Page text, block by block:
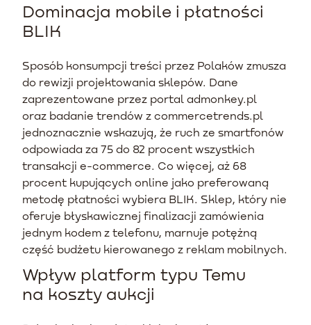
Dominacja mobile i płatności
BLIK
Sposób konsumpcji treści przez Polaków zmusza
do rewizji projektowania sklepów. Dane
zaprezentowane przez portal admonkey.pl
oraz badanie trendów z commercetrends.pl
jednoznacznie wskazują, że ruch ze smartfonów
odpowiada za 75 do 82 procent wszystkich
transakcji e-commerce. Co więcej, aż 68
procent kupujących online jako preferowaną
metodę płatności wybiera BLIK. Sklep, który nie
oferuje błyskawicznej finalizacji zamówienia
jednym kodem z telefonu, marnuje potężną
część budżetu kierowanego z reklam mobilnych.
Wpływ platform typu Temu
na koszty aukcji